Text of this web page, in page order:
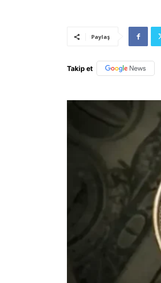
Paylaş
Takip et